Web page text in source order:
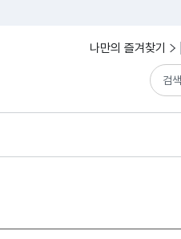
나만의 즐겨찾기